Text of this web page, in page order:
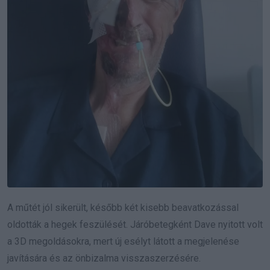
A műtét jól sikerült, később két kisebb beavatkozással
oldották a hegek feszülését. Járóbetegként Dave nyitott volt
a 3D megoldásokra, mert új esélyt látott a megjelenése
javítására és az önbizalma visszaszerzésére.